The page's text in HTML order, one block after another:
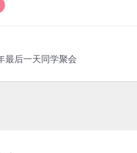
最后一天同学聚会